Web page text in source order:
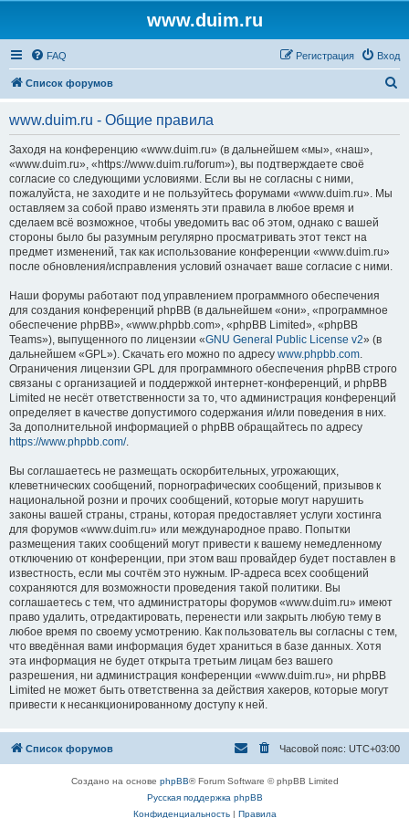
www.duim.ru
FAQ Вход
Регистрация
Список форумов
www.duim.ru - Общие правила
Заходя на конференцию «www.duim.ru» (в дальнейшем «мы», «наш»,
«www.duim.ru», «https://www.duim.ru/forum»), вы подтверждаете своё
согласие со следующими условиями. Если вы не согласны с ними,
пожалуйста, не заходите и не пользуйтесь форумами «www.duim.ru». Мы
оставляем за собой право изменять эти правила в любое время и
сделаем всё возможное, чтобы уведомить вас об этом, однако с вашей
стороны было бы разумным регулярно просматривать этот текст на
предмет изменений, так как использование конференции «www.duim.ru»
после обновления/исправления условий означает ваше согласие с ними.
Наши форумы работают под управлением программного обеспечения
для создания конференций phpBB (в дальнейшем «они», «программное
обеспечение phpBB», «www.phpbb.com», «phpBB Limited», «phpBB
Teams»), выпущенного по лицензии «GNU General Public License v2» (в
дальнейшем «GPL»). Скачать его можно по адресу www.phpbb.com.
Ограничения лицензии GPL для программного обеспечения phpBB строго
связаны с организацией и поддержкой интернет-конференций, и phpBB
Limited не несёт ответственности за то, что администрация конференций
определяет в качестве допустимого содержания и/или поведения в них.
За дополнительной информацией о phpBB обращайтесь по адресу
https://www.phpbb.com/.
Вы соглашаетесь не размещать оскорбительных, угрожающих,
клеветнических сообщений, порнографических сообщений, призывов к
национальной розни и прочих сообщений, которые могут нарушить
законы вашей страны, страны, которая предоставляет услуги хостинга
для форумов «www.duim.ru» или международное право. Попытки
размещения таких сообщений могут привести к вашему немедленному
отключению от конференции, при этом ваш провайдер будет поставлен в
известность, если мы сочтём это нужным. IP-адреса всех сообщений
сохраняются для возможности проведения такой политики. Вы
соглашаетесь с тем, что администраторы форумов «www.duim.ru» имеют
право удалить, отредактировать, перенести или закрыть любую тему в
любое время по своему усмотрению. Как пользователь вы согласны с тем,
что введённая вами информация будет храниться в базе данных. Хотя
эта информация не будет открыта третьим лицам без вашего
разрешения, ни администрация конференции «www.duim.ru», ни phpBB
Limited не может быть ответственна за действия хакеров, которые могут
привести к несанкционированному доступу к ней.
Список форумов Часовой пояс: UTC+03:00
Создано на основе phpBB® Forum Software © phpBB Limited
Русская поддержка phpBB
Конфиденциальность| Правила